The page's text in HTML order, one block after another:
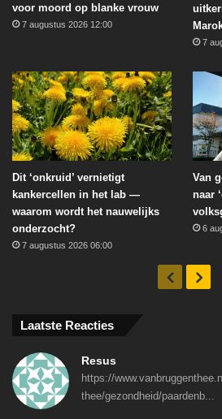
voor moord op blanke vrouw
7 augustus 2026 12:00
7
Dit ‘onkruid’ vernietigt
kankercellen in het lab —
waarom wordt het nauwelijks
onderzocht?
7 augustus 2026 06:00
Van
naar
6
Vorige
Laatste Reacties
Resus
https://
thee/gezondheid/paardenb...